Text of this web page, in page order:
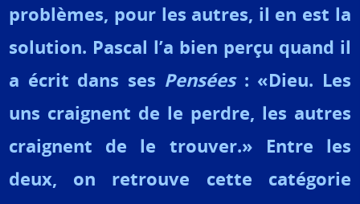
problèmes, pour les autres, il en est la
solution. Pascal l’a bien perçu quand il
a écrit dans ses Pensées: «Dieu. Les
uns craignent de le perdre, les autres
craignent de le trouver.» Entre les
deux, on retrouve cette catégorie